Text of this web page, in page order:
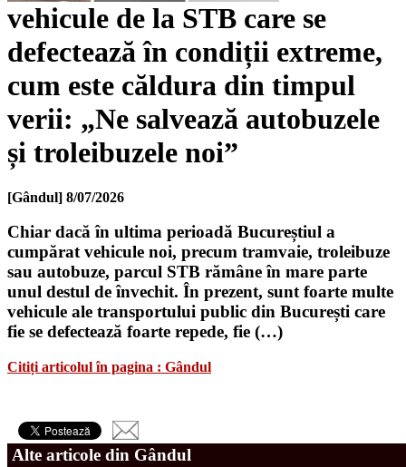
vehicule de la STB care se
defectează în condiții extreme,
cum este căldura din timpul
verii: „Ne salvează autobuzele
și troleibuzele noi”
[Gândul] 8/07/2026
Chiar dacă în ultima perioadă Bucureștiul a
cumpărat vehicule noi, precum tramvaie, troleibuze
sau autobuze, parcul STB rămâne în mare parte
unul destul de învechit. În prezent, sunt foarte multe
vehicule ale transportului public din București care
fie se defectează foarte repede, fie (…)
Citiți articolul în pagina : Gândul
Alte articole din Gândul